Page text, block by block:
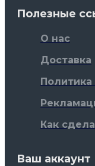
Полезные
О нас
Доставка
Как
Ваш аккаунт